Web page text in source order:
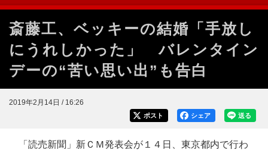
斎藤工、ベッキーの結婚「手放し
にうれしかった」 バレンタイン
デーの“苦い思い出”も告白
2019年2月14日 / 16:26
送る
シェア
ポスト
「読売新聞」新ＣＭ発表会が１４日、東京都内で行わ